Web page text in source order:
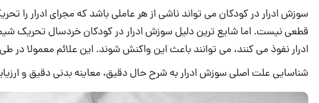
سوزش ادرار در کودکان می تواند ناشی از هر عاملی باشد که مجرای ادرار
قطعی نیست. اما شایع ترین دلیل سوزش ادرار در کودکان خردسال تحریک
ادرار نفوذ می کنند، می توانند باعث این واکنش شوند. این علائم معمولا در طی 1 تا 3 روز پس از آخرین تماس بهبود پیدا می کنند.
شناسایی علت اصلی سوزش ادرار به شرح حال دقیق، معاینه بدنی دقیق و